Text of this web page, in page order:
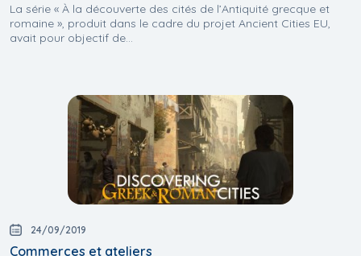
La série « À la découverte des cités de l’Antiquité grecque et
romaine », produit dans le cadre du projet Ancient Cities EU,
avait pour objectif de...
24/09/2019
Commerces et ateliers